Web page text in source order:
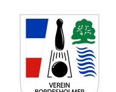
springen